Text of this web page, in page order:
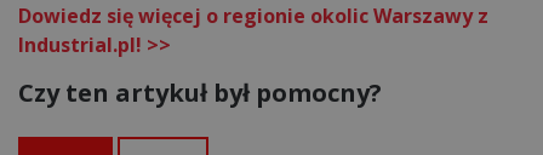
Dowiedz się więcej o regionie okolic Warszawy z
Industrial.pl! >>
Czy ten artykuł był pomocny?